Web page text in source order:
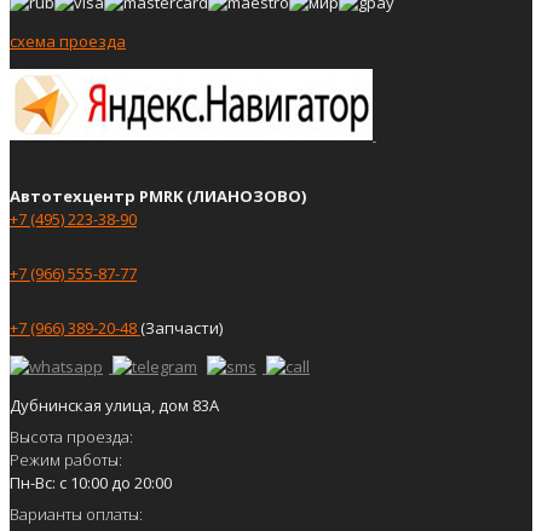
схема проезда
Автотехцентр PMRK (ЛИАНОЗОВО)
+7 (495) 223-38-90
+7 (966) 555-87-77
+7 (966) 389-20-48(Запчасти)
Дубнинская улица, дом 83А
Высота проезда:
Режим работы:
Пн-Вс: с 10:00 до 20:00
Варианты оплаты: